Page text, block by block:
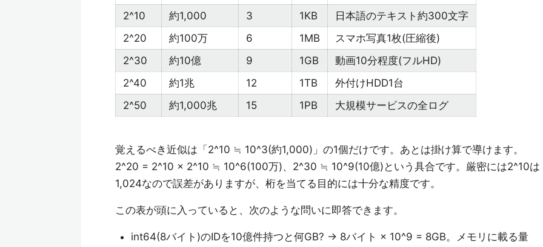
2^10
約1,000 3 1KB
日本語のテキスト約300文字
2^20
約100万 6 1MB
スマホ写真1枚(圧縮後)
2^30
約10億 9 1GB
動画10分程度(フルHD)
2^40
約1兆 12 1TB
外付けHDD1台
2^50
約1,000兆 15 1PB 大規模サービスの全ログ
覚えるべき近似は「2^10 ≒ 10^3(約1,000)」の1個だけです。あとは掛け算で導けます。
2^20 = 2^10 × 2^10 ≒ 10^6(100万)、2^30 ≒ 10^9(10億)という具合です。厳密には2^10は
1,024なので誤差がありますが、桁を当てる目的には十分な精度です。
この表が頭に入っていると、次のような問いに即答できます。
int64(8バイト)のIDを10億件持つと何GB? → 8バイト × 10^9 = 8GB。メモリに載る量